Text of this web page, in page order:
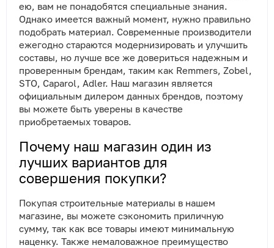
ею, вам не понадобятся специальные знания.
Однако имеется важный момент, нужно правильно
подобрать материал. Современные производители
ежегодно стараются модернизировать и улучшить
составы, но лучше все же довериться надежным и
проверенным брендам, таким как Remmers, Zobel,
STO, Caparol, Adler. Наш магазин является
официальным дилером данных брендов, поэтому
вы можете быть уверены в качестве
приобретаемых товаров.
Почему наш магазин один из
лучших вариантов для
совершения покупки?
Покупая строительные материалы в нашем
магазине, вы можете сэкономить приличную
сумму, так как все товары имеют минимальную
наценку. Также немаловажное преимущество